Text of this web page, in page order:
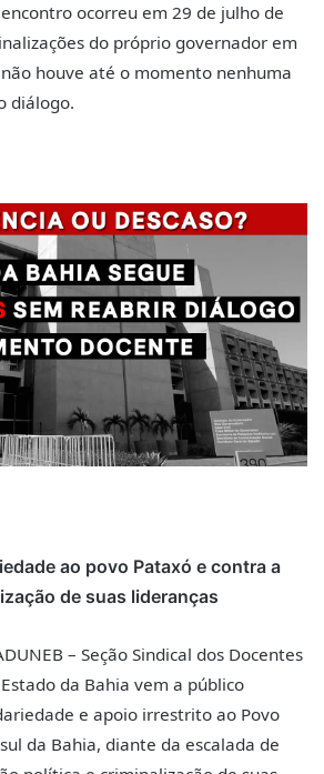
ocorreu em 29 de julho de
do próprio governador em
houve até o momento nenhuma
diálogo.
ao povo Pataxó e contra a
de suas lideranças
– Seção Sindical dos Docentes
da Bahia vem a público
e apoio irrestrito ao Povo
da Bahia, diante da escalada de